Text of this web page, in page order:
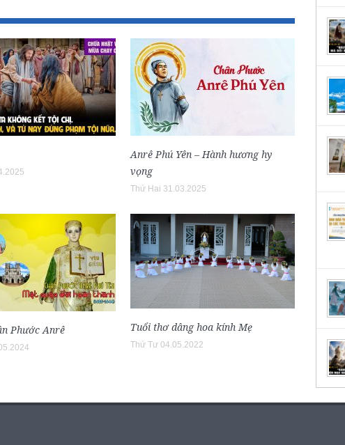
Anrê Phú Yên – Hành hương hy
vọng
Thứ Hai 31.03.2025
Phước Anrê Tuổi thơ dâng hoa kính Mẹ
Thứ Tư 04.05.2022